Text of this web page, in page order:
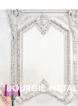
BOURGIE METAL